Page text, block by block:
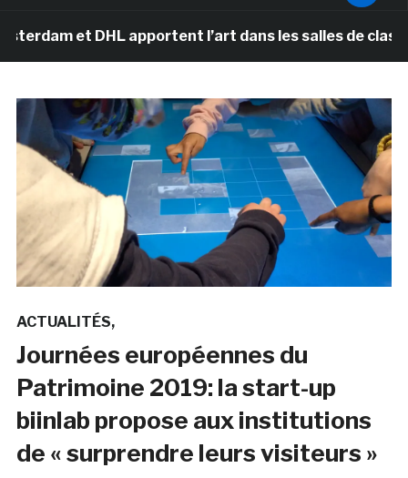
et DHL apportent l’art dans les salles de classe des
ACTUALITÉS
Journées européennes du
Patrimoine 2019: la start-up
biinlab propose aux institutions
de « surprendre leurs visiteurs »